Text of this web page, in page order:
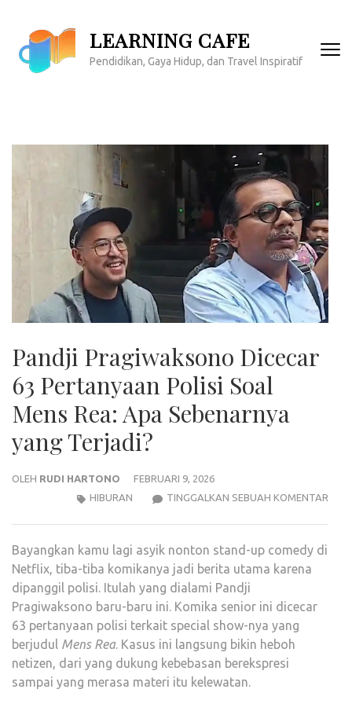
konten
(Tekan
LEARNING CAFE
Pendidikan, Gaya Hidup, dan Travel Inspiratif
Pandji Pragiwaksono Dicecar
63 Pertanyaan Polisi Soal
Mens Rea: Apa Sebenarnya
yang Terjadi?
OLEH RUDI HARTONO
FEBRUARI 9, 2026
TINGGALKAN SEBUAH KOMENTAR
HIBURAN
Bayangkan kamu lagi asyik nonton stand-up comedy di
Netflix, tiba-tiba komikanya jadi berita utama karena
dipanggil polisi. Itulah yang dialami Pandji
Pragiwaksono baru-baru ini. Komika senior ini dicecar
63 pertanyaan polisi terkait special show-nya yang
berjudul Mens Rea. Kasus ini langsung bikin heboh
netizen, dari yang dukung kebebasan berekspresi
sampai yang merasa materi itu kelewatan.